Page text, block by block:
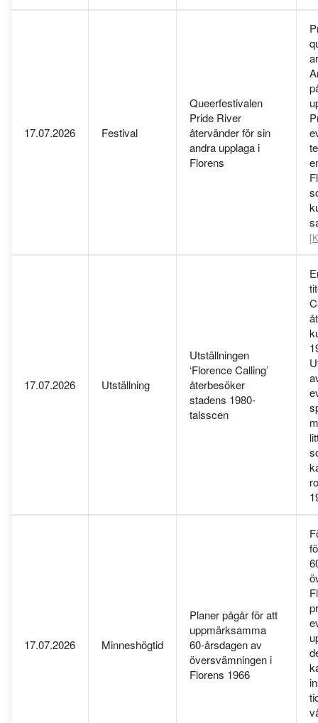
17.07.2026 Festival
Queerfestivalen
Pride River
återvänder för sin
andra upplaga i
Florens
17.07.2026 Utställning
Utställningen
‘Florence Calling’
återbesöker
stadens 1980-
talsscen
17.07.2026 Minneshögtid
Planer pågår för att
uppmärksamma
60-årsdagen av
översvämningen i
Florens 1966